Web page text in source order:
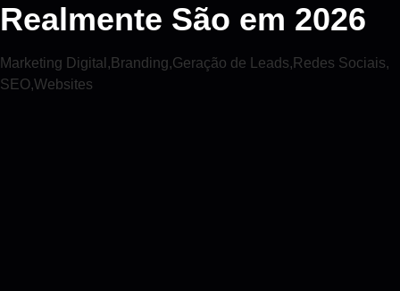
Realmente São em 2026
Marketing Digital , Branding,Geração de Leads, Redes Sociais,
SEO,Websites